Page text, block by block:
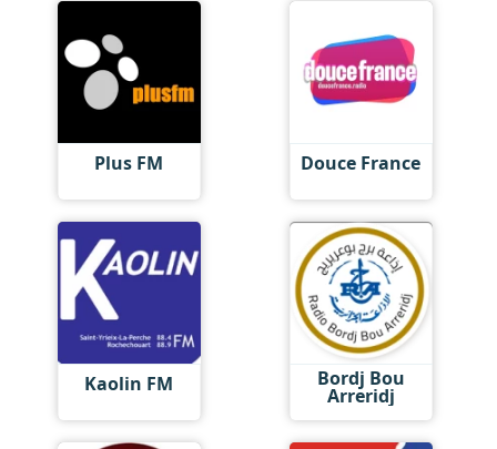
Plus FM Douce France
Kaolin FM Bordj Bou
Arreridj